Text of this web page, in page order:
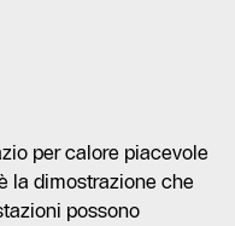
per calore piacevole
la dimostrazione che
possono